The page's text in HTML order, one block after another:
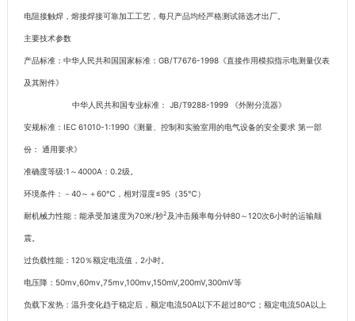
电阻接触焊，熔接焊接可靠加工工艺，每只产品均经严格测试筛选才出厂。
主要技术参数
产品标准：中华人民共和国国家标准：GB/T7676-1998《直接作用模拟指示电测量仪表
及其附件》
中华人民共和国专业标准： JB/T9288-1999 《外附分流器》
安规标准：IEC 61010-1:1990《测量、控制和实验室用的电气设备的安全要求 第一部
份： 通用要求》
准确度等级:1～4000A：0.2级。
环境条件：－40～＋60℃，相对湿度≤95（35℃）
耐机械力性能：能承受加速度为70米/秒2 及冲击频率每分钟80～120次6小时的运输颠
震。
过负载性能：120％额定电流值，2小时。
电压降：50mv,60mv,75mv,100mv,150mV,200mV,300mV等
负载下发热：温升变化趋于稳定后，额定电流50A以下不超过80℃；额定电流50A以上